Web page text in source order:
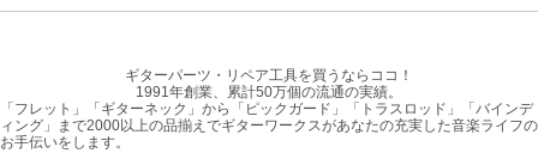
ギターパーツ・リペア工具を買うならココ！
1991年創業、累計50万個の流通の実績。
「フレット」「ギターネック」から「ピックガード」「トラスロッド」「バインデ
ィング」まで2000以上の品揃えでギターワークスがあなたの充実した音楽ライフの
お手伝いをします。